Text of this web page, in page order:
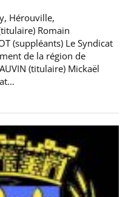
Hérouville,
Romain
(suppléants) Le Syndicat
de la région de
(titulaire) Mickaël